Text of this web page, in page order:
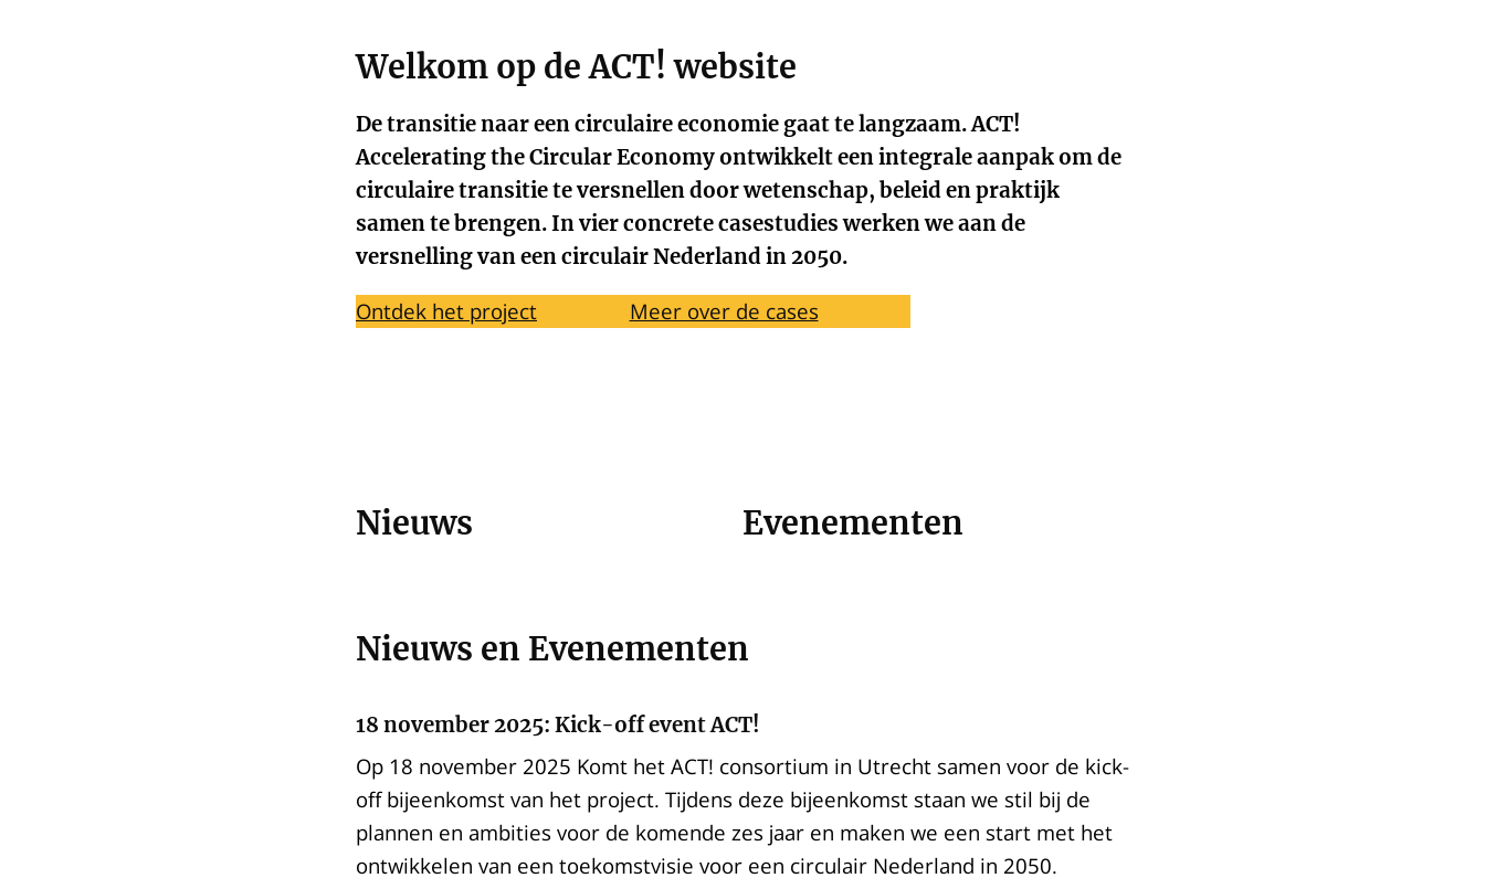
Welkom op de ACT! website
De transitie naar een circulaire economie gaat te langzaam. ACT!
Accelerating the Circular Economy ontwikkelt een integrale aanpak om de
circulaire transitie te versnellen door wetenschap, beleid en praktijk
samen te brengen. In vier concrete casestudies werken we aan de
versnelling van een circulair Nederland in 2050.
Ontdek het project Meer over de cases
Nieuws Evenementen
Nieuws en Evenementen
18 november 2025: Kick-off event ACT!
Op 18 november 2025 Komt het ACT! consortium in Utrecht samen voor de kick-
off bijeenkomst van het project. Tijdens deze bijeenkomst staan we stil bij de
plannen en ambities voor de komende zes jaar en maken we een start met het
ontwikkelen van een toekomstvisie voor een circulair Nederland in 2050.